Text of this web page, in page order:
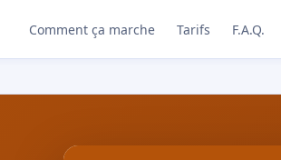
Comment ça marche Tarifs F.A.Q.